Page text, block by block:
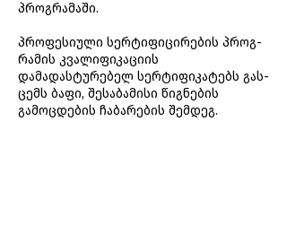
პროგრამაში.
პრო­ფე­სი­უ­ლი სერ­ტი­ფი­ცი­რე­ბის პროგ­
რა­მის კვალიფიკაციის
დამადასტურებელ სერ­ტი­ფი­კა­ტებს გას­
ცემს ბა­ფი, შე­სა­ბა­მი­სი წიგ­ნე­ბის
გამოცდების ჩა­ბა­რე­ბის შემ­დეგ.